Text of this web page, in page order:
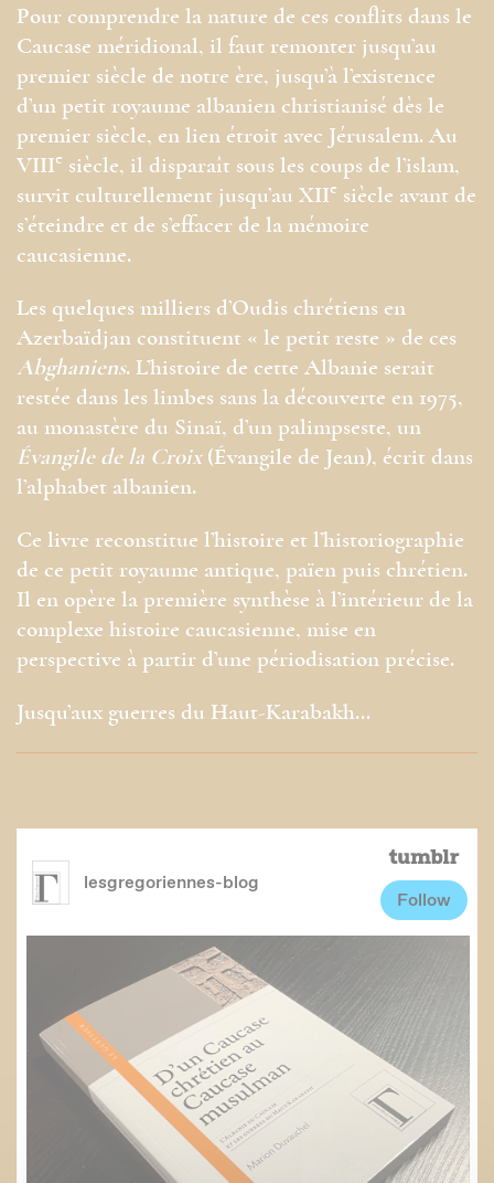
Pour comprendre la nature de ces conflits dans le
Caucase méridional, il faut remonter jusqu’au
premier siècle de notre ère, jusqu’à l’existence
d’un petit royaume albanien christianisé dès le
premier siècle, en lien étroit avec Jérusalem. Au
VIIIe siècle, il disparaît sous les coups de l’islam,
survit culturellement jusqu’au XIIe siècle avant de
s’éteindre et de s’effacer de la mémoire
caucasienne.
Les quelques milliers d’Oudis chrétiens en
Azerbaïdjan constituent « le petit reste » de ces
Abghaniens. L’histoire de cette Albanie serait
restée dans les limbes sans la découverte en 1975,
au monastère du Sinaï, d’un palimpseste, un
Évangile de la Croix(Évangile de Jean), écrit dans
l’alphabet albanien.
Ce livre reconstitue l’histoire et l’historiographie
de ce petit royaume antique, païen puis chrétien.
Il en opère la première synthèse à l’intérieur de la
complexe histoire caucasienne, mise en
perspective à partir d’une périodisation précise.
Jusqu’aux guerres du Haut-Karabakh…